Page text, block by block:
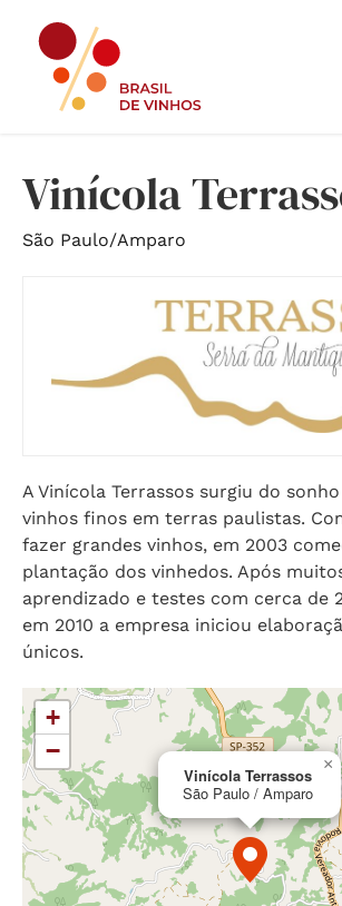
Vinícola
São Paulo/Amparo
A Vinícola Terrassos surgiu do
vinhos finos em terras paulistas.
fazer grandes vinhos, em 2003
plantação dos vinhedos. Após
aprendizado e testes com cerca de
em 2010 a empresa iniciou
únicos.
Vinícola Terrassos
São Paulo / Amparo
×
+
−